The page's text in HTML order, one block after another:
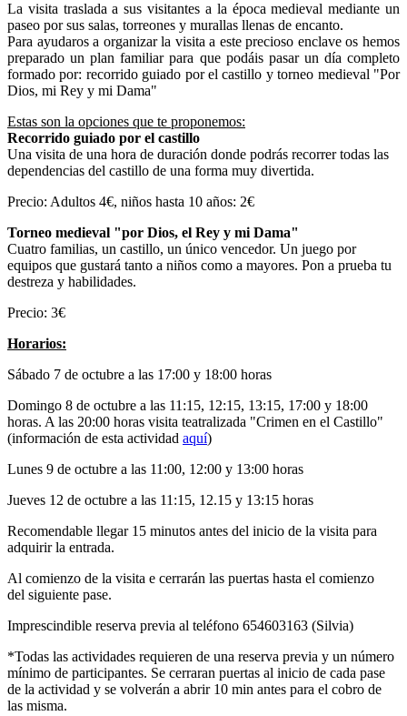
La visita traslada a sus visitantes a la época medieval mediante un
paseo por sus salas, torreones y murallas llenas de encanto.
Para ayudaros a organizar la visita a este precioso enclave os hemos
preparado un plan familiar para que podáis pasar un día completo
formado por: recorrido guiado por el castillo y torneo medieval "Por
Dios, mi Rey y mi Dama"
Estas son la opciones que te proponemos:
Recorrido guiado por el castillo
Una visita de una hora de duración donde podrás recorrer todas las
dependencias del castillo de una forma muy divertida.
Precio: Adultos 4€, niños hasta 10 años: 2€
Torneo medieval "por Dios, el Rey y mi Dama"
Cuatro familias, un castillo, un único vencedor. Un juego por
equipos que gustará tanto a niños como a mayores. Pon a prueba tu
destreza y habilidades.
Precio: 3€
Horarios:
Sábado 7 de octubre a las 17:00 y 18:00 horas
Domingo 8 de octubre a las 11:15, 12:15, 13:15, 17:00 y 18:00
horas. A las 20:00 horas visita teatralizada "Crimen en el Castillo"
(información de esta actividad aquí)
Lunes 9 de octubre a las 11:00, 12:00 y 13:00 horas
Jueves 12 de octubre a las 11:15, 12.15 y 13:15 horas
Recomendable llegar 15 minutos antes del inicio de la visita para
adquirir la entrada.
Al comienzo de la visita e cerrarán las puertas hasta el comienzo
del siguiente pase.
Imprescindible reserva previa al teléfono 654603163 (Silvia)
*Todas las actividades requieren de una reserva previa y un número
mínimo de participantes. Se cerraran puertas al inicio de cada pase
de la actividad y se volverán a abrir 10 min antes para el cobro de
las misma.